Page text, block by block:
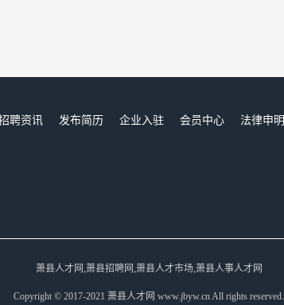
聘资讯 发布简历 企业入驻 会员中心
法律申明
萧县人才网,萧县招聘网,萧县人才市场,萧县人事人才网
Copyright © 2017-2021 萧县人才网 www.jbyw.cn All rights reserved.